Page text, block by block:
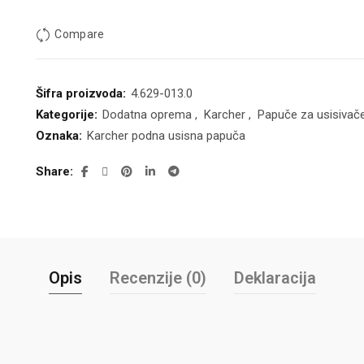
Compare
Šifra proizvoda: 4.629-013.0
Kategorije: Dodatna oprema , Karcher , Papuče za
Oznaka: Karcher podna usisna papuča
Share
Opis Recenzije (0) Deklaracija